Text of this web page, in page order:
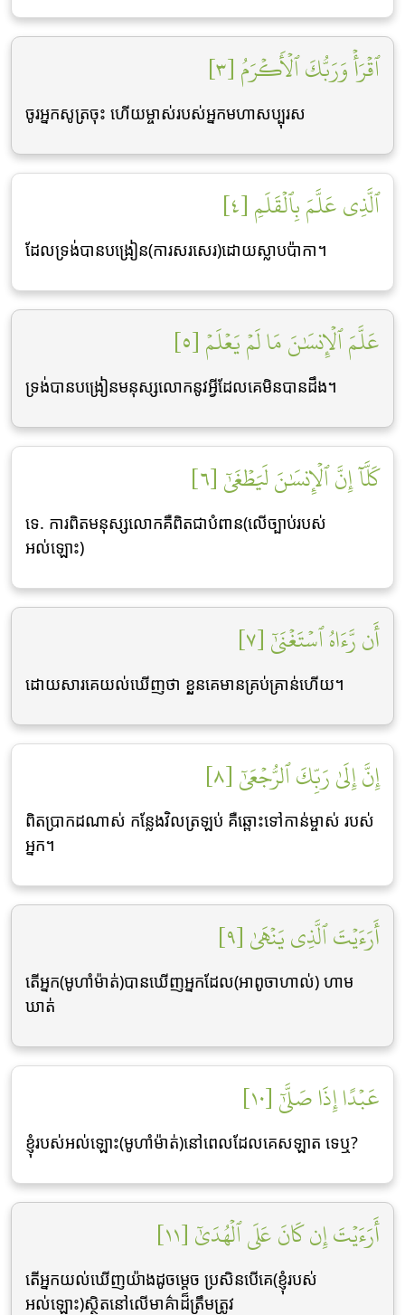
ٱقۡرَأۡ وَرَبُّكَ ٱلۡأَكۡرَمُ [٣]
ចូរអ្នកសូត្រចុះ ហើយម្ចាស់របស់អ្នកមហាសប្បុរស
ٱلَّذِي عَلَّمَ بِٱلۡقَلَمِ [٤]
ដែលទ្រង់បានបង្រៀន(ការសរសេរ)ដោយស្លាបប៉ាកា។
عَلَّمَ ٱلۡإِنسَٰنَ مَا لَمۡ يَعۡلَمۡ [٥]
ទ្រង់បានបង្រៀនមនុស្សលោកនូវអ្វីដែលគេមិនបានដឹង។
كَلَّآ إِنَّ ٱلۡإِنسَٰنَ لَيَطۡغَىٰٓ [٦]
ទេ. ការពិតមនុស្សលោកគឺពិតជាបំពាន(លើច្បាប់របស់
អល់ឡោះ)
أَن رَّءَاهُ ٱسۡتَغۡنَىٰٓ [٧]
ដោយសារគេយល់ឃើញថា ខួ្លនគេមានគ្រប់គ្រាន់ហើយ។
إِنَّ إِلَىٰ رَبِّكَ ٱلرُّجۡعَىٰٓ [٨]
ពិតប្រាកដណាស់ កន្លែងវិលត្រឡប់ គឺឆ្ពោះទៅកាន់ម្ចាស់ របស់
អ្នក។
أَرَءَيۡتَ ٱلَّذِي يَنۡهَىٰ [٩]
តើអ្នក(មូហាំម៉ាត់)បានឃើញអ្នកដែល(អាពូចាហាល់) ហាម
ឃាត់
عَبۡدًا إِذَا صَلَّىٰٓ [١٠]
ខ្ញុំរបស់អល់ឡោះ(មូហាំម៉ាត់)នៅពេលដែលគេសឡាត ទេឬ?
أَرَءَيۡتَ إِن كَانَ عَلَى ٱلۡهُدَىٰٓ [١١]
តើអ្នកយល់ឃើញយ៉ាងដូចមេ្ដច ប្រសិនបើគេ(ខ្ញុំរបស់
អល់ឡោះ)ស្ថិតនៅលើមាគ៌ាដ៏ត្រឹមត្រូវ